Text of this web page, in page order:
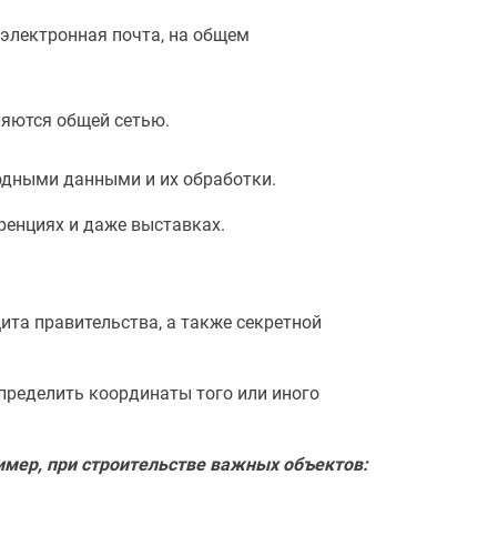
почта, на общем
общей сетью.
данными и их обработки.
и даже выставках.
правительства, а также секретной
координаты того или иного
при строительстве важных объектов: